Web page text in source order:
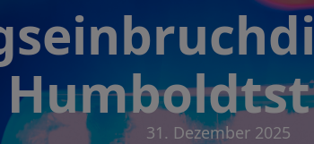
31. Dezember 2025